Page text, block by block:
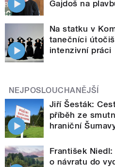
Gajdoš na
Na statku v
tanečníci
intenzivní práci
NEJPOSLOUCHANĚJŠÍ
Jiří Šesták:
příběh ze
hraniční
František
o návratu do